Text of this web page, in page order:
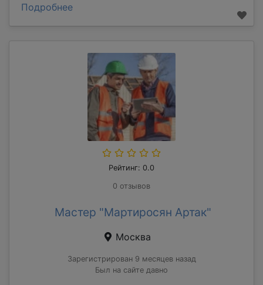
Подробнее
Рейтинг: 0.0
0 отзывов
Мастер "Мартиросян Артак"
Москва
Зарегистрирован 9 месяцев назад
Был на сайте давно